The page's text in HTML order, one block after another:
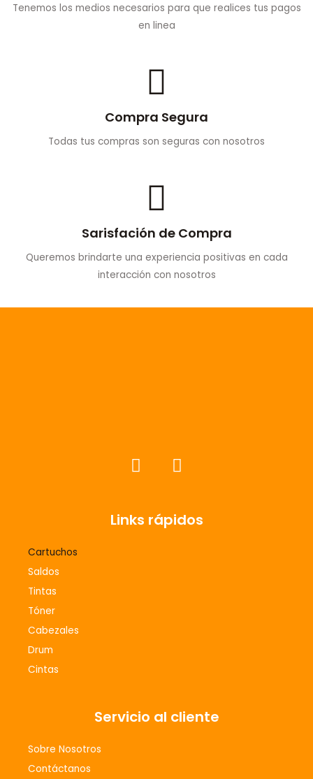
Tenemos los medios necesarios para que realices tus pagos
en linea
Compra Segura
Todas tus compras son seguras con nosotros
Sarisfación de Compra
Queremos brindarte una experiencia positivas en cada
interacción con nosotros
F
a
b
I
n
a
Links rápidos
Cartuchos
Saldos
Tintas
Tóner
Cabezales
Drum
Cintas
Servicio al cliente
Sobre Nosotros
Contáctanos